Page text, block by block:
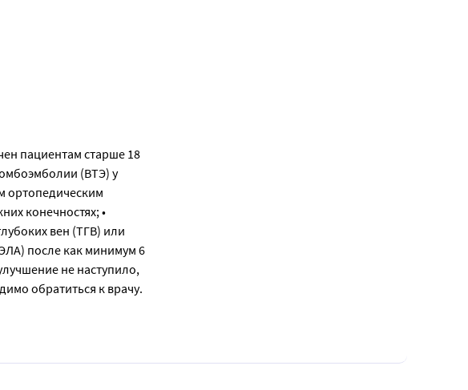
пациентам старше 18
(ВТЭ) у
ортопедическим
конечностях; •
вен (ТГВ) или
после как минимум 6
не наступило,
обратиться к врачу.